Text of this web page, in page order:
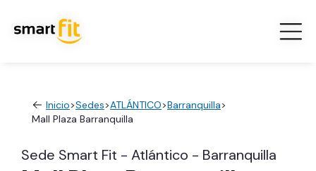
Inicio>Sedes>ATLÁNTICO>Barranquilla>
Mall Plaza Barranquilla
Sede Smart Fit - Atlántico - Barranquilla